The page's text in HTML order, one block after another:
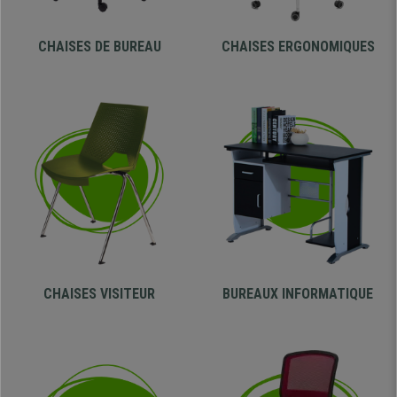
CHAISES DE BUREAU CHAISES ERGONOMIQUES
CHAISES VISITEUR BUREAUX INFORMATIQUE